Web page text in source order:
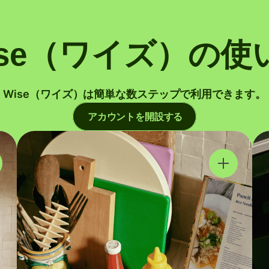
（ワイズ）の使
Wise（ワイズ）は簡単な数ステップで利用できます。
アカウントを開設する